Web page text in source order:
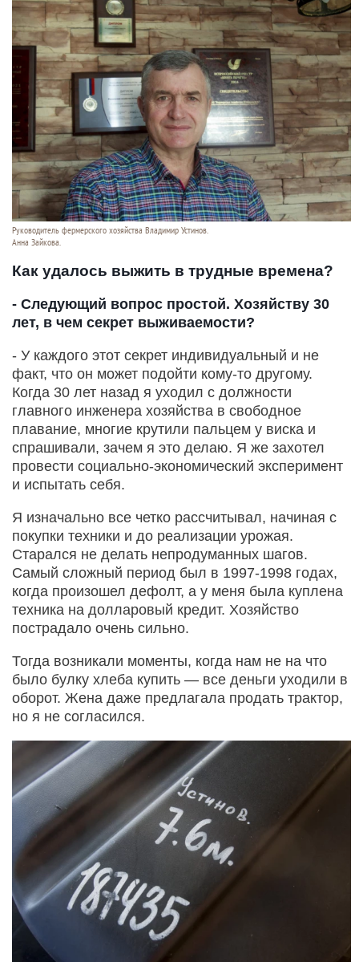
Руководитель фермерского хозяйства Владимир Устинов.
Анна Зайкова.
Как удалось выжить в трудные времена?
- Следующий вопрос простой. Хозяйству 30
лет, в чем секрет выживаемости?
- У каждого этот секрет индивидуальный и не
факт, что он может подойти кому-то другому.
Когда 30 лет назад я уходил с должности
главного инженера хозяйства в свободное
плавание, многие крутили пальцем у виска и
спрашивали, зачем я это делаю. Я же захотел
провести социально-экономический эксперимент
и испытать себя.
Я изначально все четко рассчитывал, начиная с
покупки техники и до реализации урожая.
Старался не делать непродуманных шагов.
Самый сложный период был в 1997-1998 годах,
когда произошел дефолт, а у меня была куплена
техника на долларовый кредит. Хозяйство
пострадало очень сильно.
Тогда возникали моменты, когда нам не на что
было булку хлеба купить — все деньги уходили в
оборот. Жена даже предлагала продать трактор,
но я не согласился.